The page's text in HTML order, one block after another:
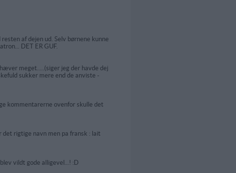
af dejen ud. Selv børnene kunne
DET ER GUF.
meget.....(siger jeg der havde dej
sukker mere end de anviste -
kommentarerne ovenfor skulle det
rigtige navn men pa fransk : lait
vildt gode alligevel...! :D